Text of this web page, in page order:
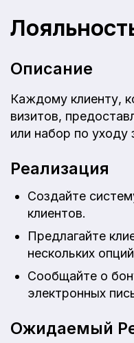
Описание
Каждому клиенту,
визитов,
или набор по уходу
Реализация
Создайте
клиентов.
Предлагайте
нескольких
Сообщайте о
электронных
Ожидаемый